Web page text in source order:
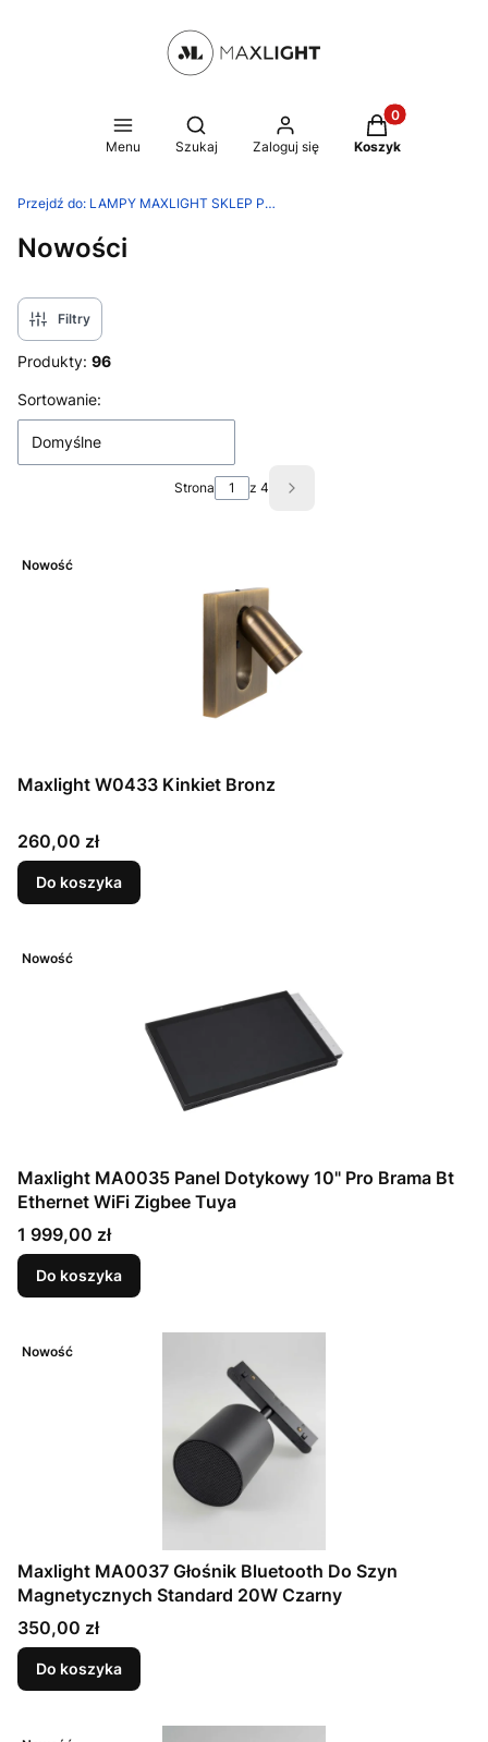
Menu
Otwórz wyszukiwarkę
Szukaj Zaloguj się
Produkty w
Koszyk
Przejdź do: LAMPY MAXLIGHT SKLEP PRODUCENTA
Nowości
Filtry
Produkty: 96
Lista produktów
Sortowanie:
Domyślne
Strona z 4 Następne produkty
Nowość
Maxlight W0433 Kinkiet Bronz
Cena
260,00 zł
Do koszyka
Nowość
Maxlight MA0035 Panel Dotykowy 10" Pro Brama Bt
Ethernet WiFi Zigbee Tuya
Cena
1 999,00 zł
Do koszyka
Nowość
Maxlight MA0037 Głośnik Bluetooth Do Szyn
Magnetycznych Standard 20W Czarny
Cena
350,00 zł
Do koszyka